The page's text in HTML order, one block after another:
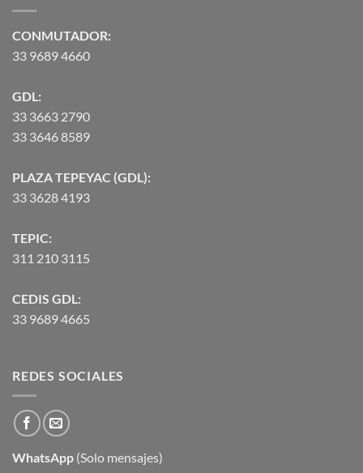
CONMUTADOR:
33 9689 4660
GDL:
33 3663 2790
33 3646 8589
PLAZA TEPEYAC (GDL):
33 3628 4193
TEPIC:
311 210 3115
CEDIS GDL:
33 9689 4665
REDES SOCIALES
WhatsApp (Solo mensajes)